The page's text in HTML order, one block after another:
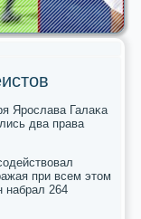
Ярοслава Галаκа
два права
при всем этом
набрал 264